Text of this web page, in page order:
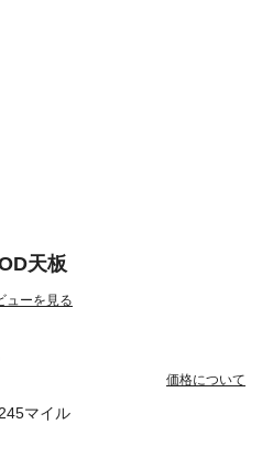
245マイル
天板
ューを見る
価格について